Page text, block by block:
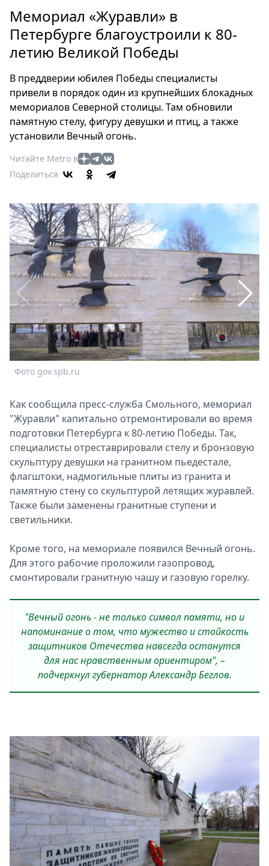
Россия
Мир
Здоровье
Туризм
Мода
Театр
Кино
Афиша
Книги
Пресс-
релизы
О
Metro
Стримы
Спецпроекты
Звезды
Выборы
2026
Скачай
Metro
Мемориал «Журавли» в
Петербурге благоустроили к 80-
летию Великой Победы
В преддверии юбилея Победы специалисты
привели в порядок один из крупнейших блокадных
мемориалов Северной столицы. Там обновили
памятную стелу, фигуру девушки и птиц, а также
установили Вечный огонь.
Читайте Metro в
Поделиться
Фото gov.spb.ru
Как сообщила пресс-служба Смольного, мемориал
"Журавли" капитально отремонтировали во время
подготовки Петербурга к 80-летию Победы. Так,
специалисты отреставрировали стелу и бронзовую
скульптуру девушки на гранитном пьедестале,
флагштоки, надмогильные плиты из гранита и
памятную стену со скульптурой летящих журавлей.
Также были заменены гранитные ступени и
светильники.
Кроме того, на мемориале появился Вечный огонь.
Для этого рабочие проложили газопровод,
смонтировали гранитную чашу и газовую горелку.
"Вечный огонь - не только символ памяти, но и
напоминание о том, что мужество и стойкость
защитников Отечества навсегда останутся
для нас нравственным ориентиром", –
подчеркнул губернатор Александр Беглов.